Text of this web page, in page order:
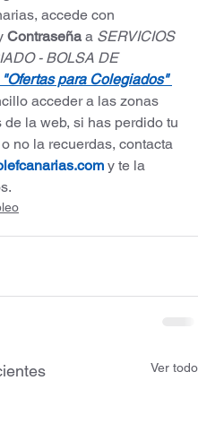
accede con
Contraseña a SERVICIOS
- BOLSA DE
"Ofertas para Colegiados"
acceder a las zonas
de la web, si has perdido tu
no la recuerdas, contacta
y te la
Ver todo